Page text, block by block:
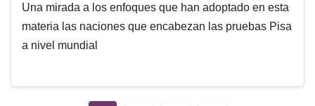
Una mirada a los enfoques que han adoptado en esta
materia las naciones que encabezan las pruebas Pisa
a nivel mundial